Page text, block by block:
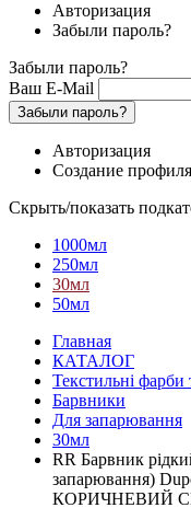
Авторизация
Забыли пароль?
Забыли пароль?
Ваш E-Mail
Забыли пароль?
Авторизация
Создание профиля
Скрыть/показать
1000мл
250мл
30мл
50мл
Главная
КАТАЛОГ
Текстильні фарби
Барвники
Для запарювання
30мл
RR Барвник
запарювання)
КОРИЧНЕВИЙ